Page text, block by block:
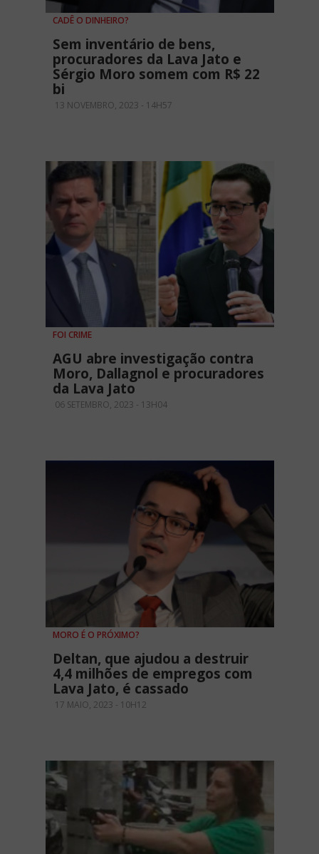
CADÊ O DINHEIRO?
Sem inventário de bens,
procuradores da Lava Jato e
Sérgio Moro somem com R$ 22
bi
13 NOVEMBRO, 2023 - 14H57
FOI CRIME
AGU abre investigação contra
Moro, Dallagnol e procuradores
da Lava Jato
06 SETEMBRO, 2023 - 13H04
MORO É O PRÓXIMO?
Deltan, que ajudou a destruir
4,4 milhões de empregos com
Lava Jato, é cassado
17 MAIO, 2023 - 10H12